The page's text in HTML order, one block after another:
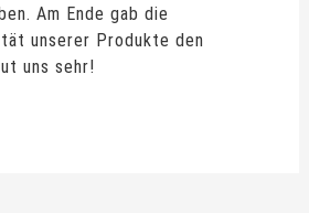
Am Ende gab die
unserer Produkte den
uns sehr!